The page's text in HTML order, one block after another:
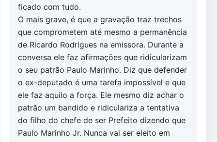
ficado com tudo.
O mais grave, é que a gravação traz trechos
que comprometem até mesmo a permanência
de Ricardo Rodrigues na emissora. Durante a
conversa ele faz afirmações que ridicularizam
o seu patrão Paulo Marinho. Diz que defender
o ex-deputado é uma tarefa impossível e que
ele faz aquilo a força. Ele mesmo diz achar o
patrão um bandido e ridiculariza a tentativa
do filho do chefe de ser Prefeito dizendo que
Paulo Marinho Jr. Nunca vai ser eleito em